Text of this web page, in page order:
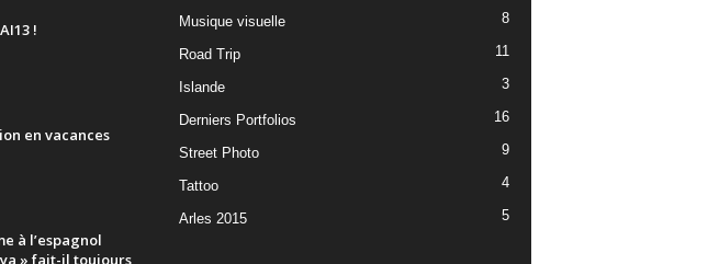
!
en vacances
à l’espagnol
» fait-il toujours
Musique visuelle 8
Road Trip 11
Islande 3
Derniers Portfolios 16
Street Photo 9
Tattoo 4
Arles 2015 5